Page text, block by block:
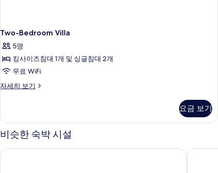
Two-Bedroom Villa
5명
킹사이즈침대 1개 및 싱글침대 2개
무료 WiFi
자세히 보기
Two-
세
히
보
요금 보기
비슷한 숙박 시설
타만 다마왕사 스위트 호텔 니